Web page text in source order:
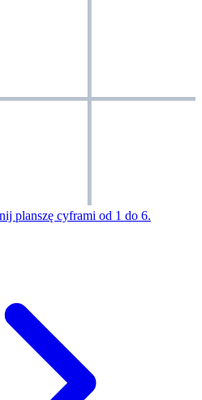
planszę cyframi od 1 do 6.